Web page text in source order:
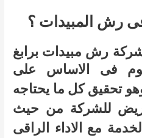
فى رش المبيدات ؟
رش مبيدات برابغ
فى الاساس على
تحقيق كل ما يحتاجه
للشركة من حيث
مع الاداء الراقى